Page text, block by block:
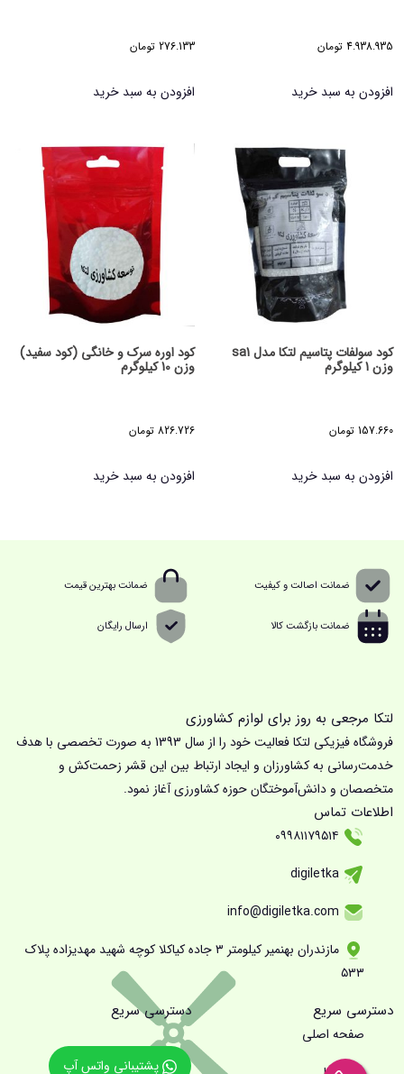
4.938.935 تومان
افزودن به سبد خرید
276.133 تومان
افزودن به سبد خرید
کود سولفات پتاسیم لتکا مدل sa1
وزن 1 کیلوگرم
157.660 تومان
افزودن به سبد خرید
کود اوره سرک و خانگی (کود سفید)
وزن 10 کیلوگرم
826.726 تومان
افزودن به سبد خرید
ضمانت اصالت و کیفیت ضمانت بهترین قیمت
ضمانت بازگشت کالا ارسال رایگان
لتکا مرجعی به روز برای لوازم کشاورزی
فروشگاه فیزیکی لتکا فعالیت خود را از سال 1393 به صورت تخصصی با هدف
خدمت‌رسانی به کشاورزان و ایجاد ارتباط بین این قشر زحمت‌کش و
متخصصان و دانش‌آموختگان حوزه کشاورزی آغاز نمود.
اطلاعات تماس
مازندران بهنمیر کیلومتر ۳ جاده کیاکلا کوچه شهید مهدیزاده پلاک
۵۳۳
دسترسی سریع
صفحه اصلی
دسترسی سریع